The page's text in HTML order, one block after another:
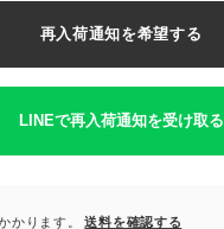
再入荷通知を希望する
LINEで再入荷通知を受け取る
かります。
送料を確認する